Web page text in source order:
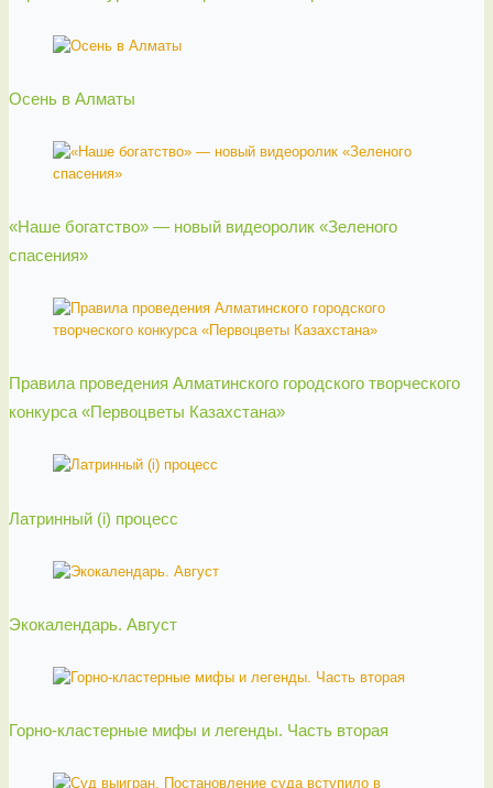
Осень в Алматы
«Наше богатство» — новый видеоролик «Зеленого
спасения»
Правила проведения Алматинского городского творческого
конкурса «Первоцветы Казахстана»
Латринный (i) процесс
Экокалендарь. Август
Горно-кластерные мифы и легенды. Часть вторая